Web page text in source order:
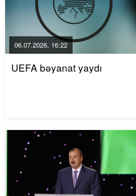
06.07.2026, 16:22
UEFA bəyanat yaydı